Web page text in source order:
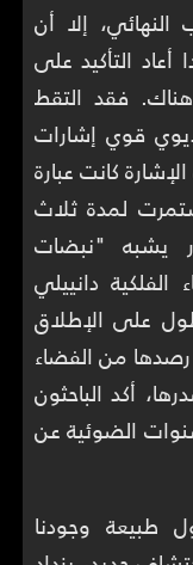
النهائي، إلا أن
التأكيد على
فقد التقط
قوي إشارات
كانت عبارة
لمدة ثلاث
يشبه "نبضات
الفلكية دانييلي
على الإطلاق
رصدها من الفضاء
أكد الباحثون
الضوئية عن
طبيعة وجودنا